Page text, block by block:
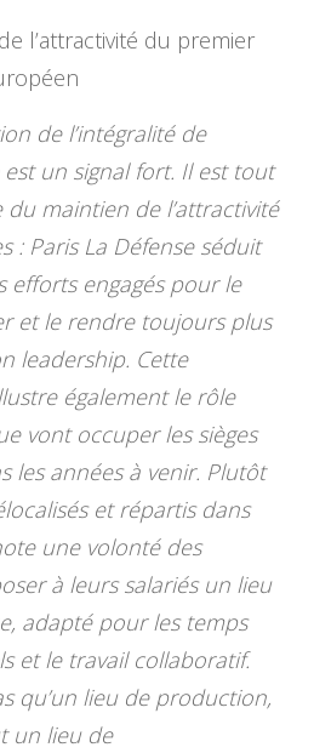
l’attractivité du premier
de l’intégralité de
un signal fort. Il est tout
du maintien de l’attractivité
: Paris La Défense séduit
efforts engagés pour le
et le rendre toujours plus
leadership. Cette
également le rôle
vont occuper les sièges
les années à venir. Plutôt
et répartis dans
une volonté des
à leurs salariés un lieu
adapté pour les temps
et le travail collaboratif.
qu’un lieu de production,
un lieu de